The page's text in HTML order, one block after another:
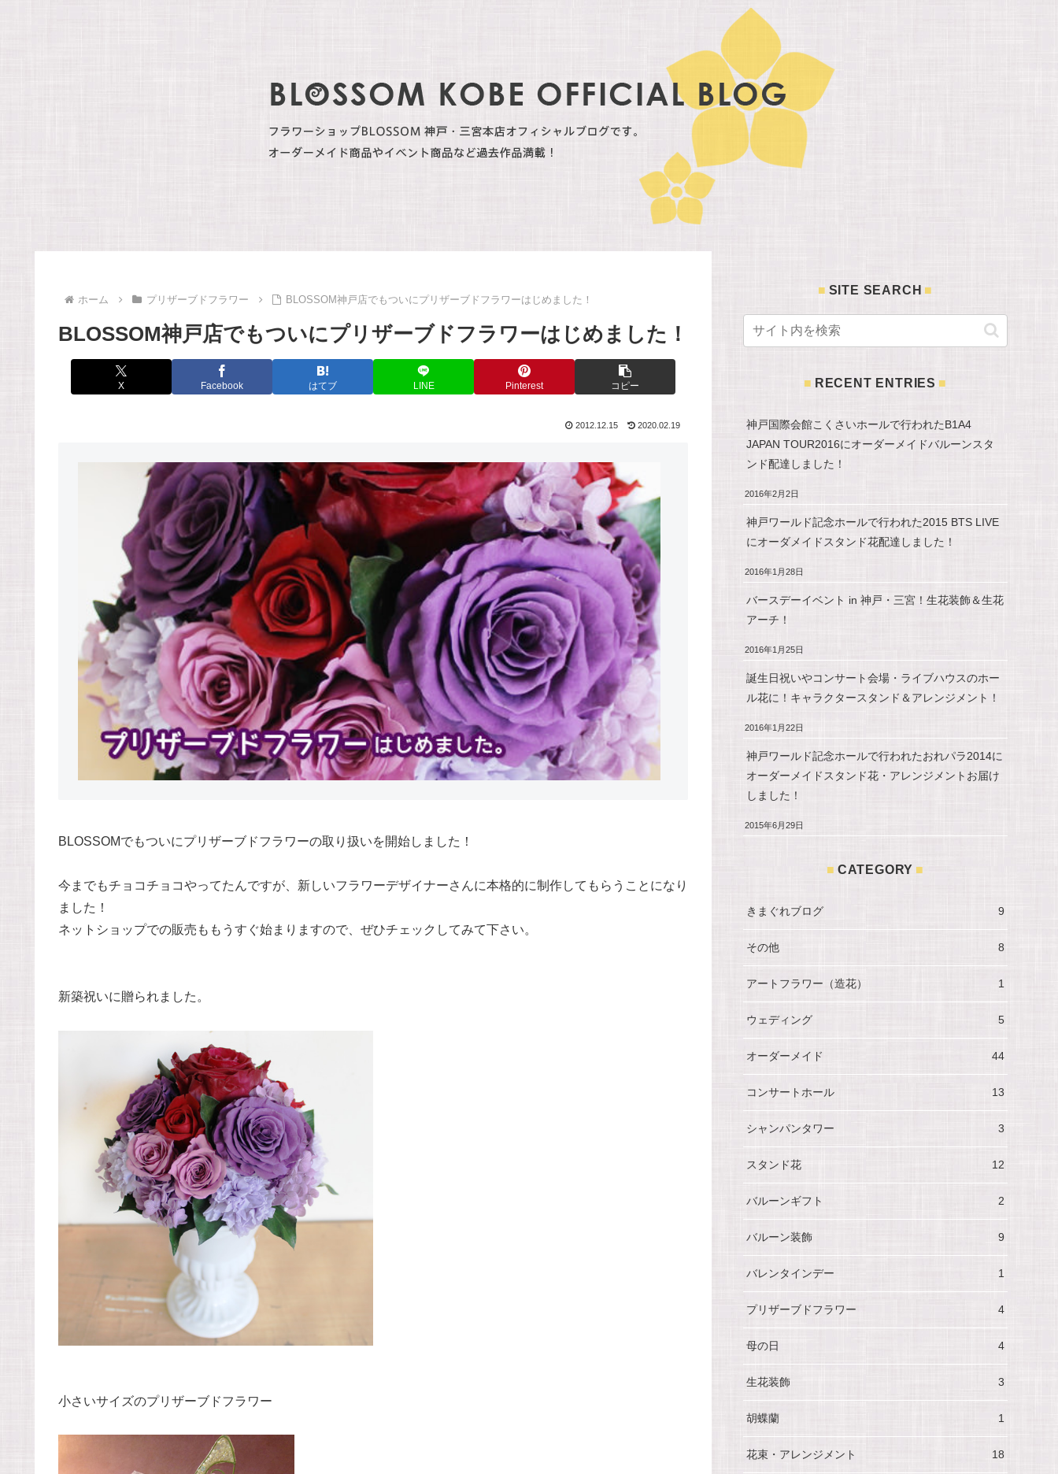
ホーム プリザーブドフラワー BLOSSOM神戸店でもついにプリザーブドフラワーはじめました！
BLOSSOM神戸店でもついにプリザーブドフラワーはじめました！
X Facebook はてブ LINE Pinterest コピー
2012.12.15 2020.02.19
BLOSSOMでもついにプリザーブドフラワーの取り扱いを開始しました！
今までもチョコチョコやってたんですが、新しいフラワーデザイナーさんに本格的に制作してもらうことになり
ました！
ネットショップでの販売ももうすぐ始まりますので、ぜひチェックしてみて下さい。
新築祝いに贈られました。
小さいサイズのプリザーブドフラワー
SITE SEARCH
RECENT ENTRIES
神戸国際会館こくさいホールで行われたB1A4
JAPAN TOUR2016にオーダーメイドバルーンスタ
ンド配達しました！
2016年2月2日
神戸ワールド記念ホールで行われた2015 BTS LIVE
にオーダメイドスタンド花配達しました！
2016年1月28日
バースデーイベント in 神戸・三宮！生花装飾＆生花
アーチ！
2016年1月25日
誕生日祝いやコンサート会場・ライブハウスのホー
ル花に！キャラクタースタンド＆アレンジメント！
2016年1月22日
神戸ワールド記念ホールで行われたおれパラ2014に
オーダーメイドスタンド花・アレンジメントお届け
しました！
2015年6月29日
CATEGORY
きまぐれブログ 9
その他 8
アートフラワー（造花） 1
ウェディング 5
オーダーメイド 44
コンサートホール 13
シャンパンタワー 3
スタンド花 12
バルーンギフト 2
バルーン装飾 9
バレンタインデー 1
プリザーブドフラワー 4
母の日 4
生花装飾 3
胡蝶蘭 1
花束・アレンジメント 18